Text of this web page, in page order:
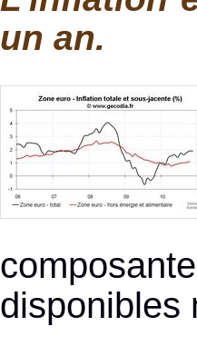
un an.
disponibles